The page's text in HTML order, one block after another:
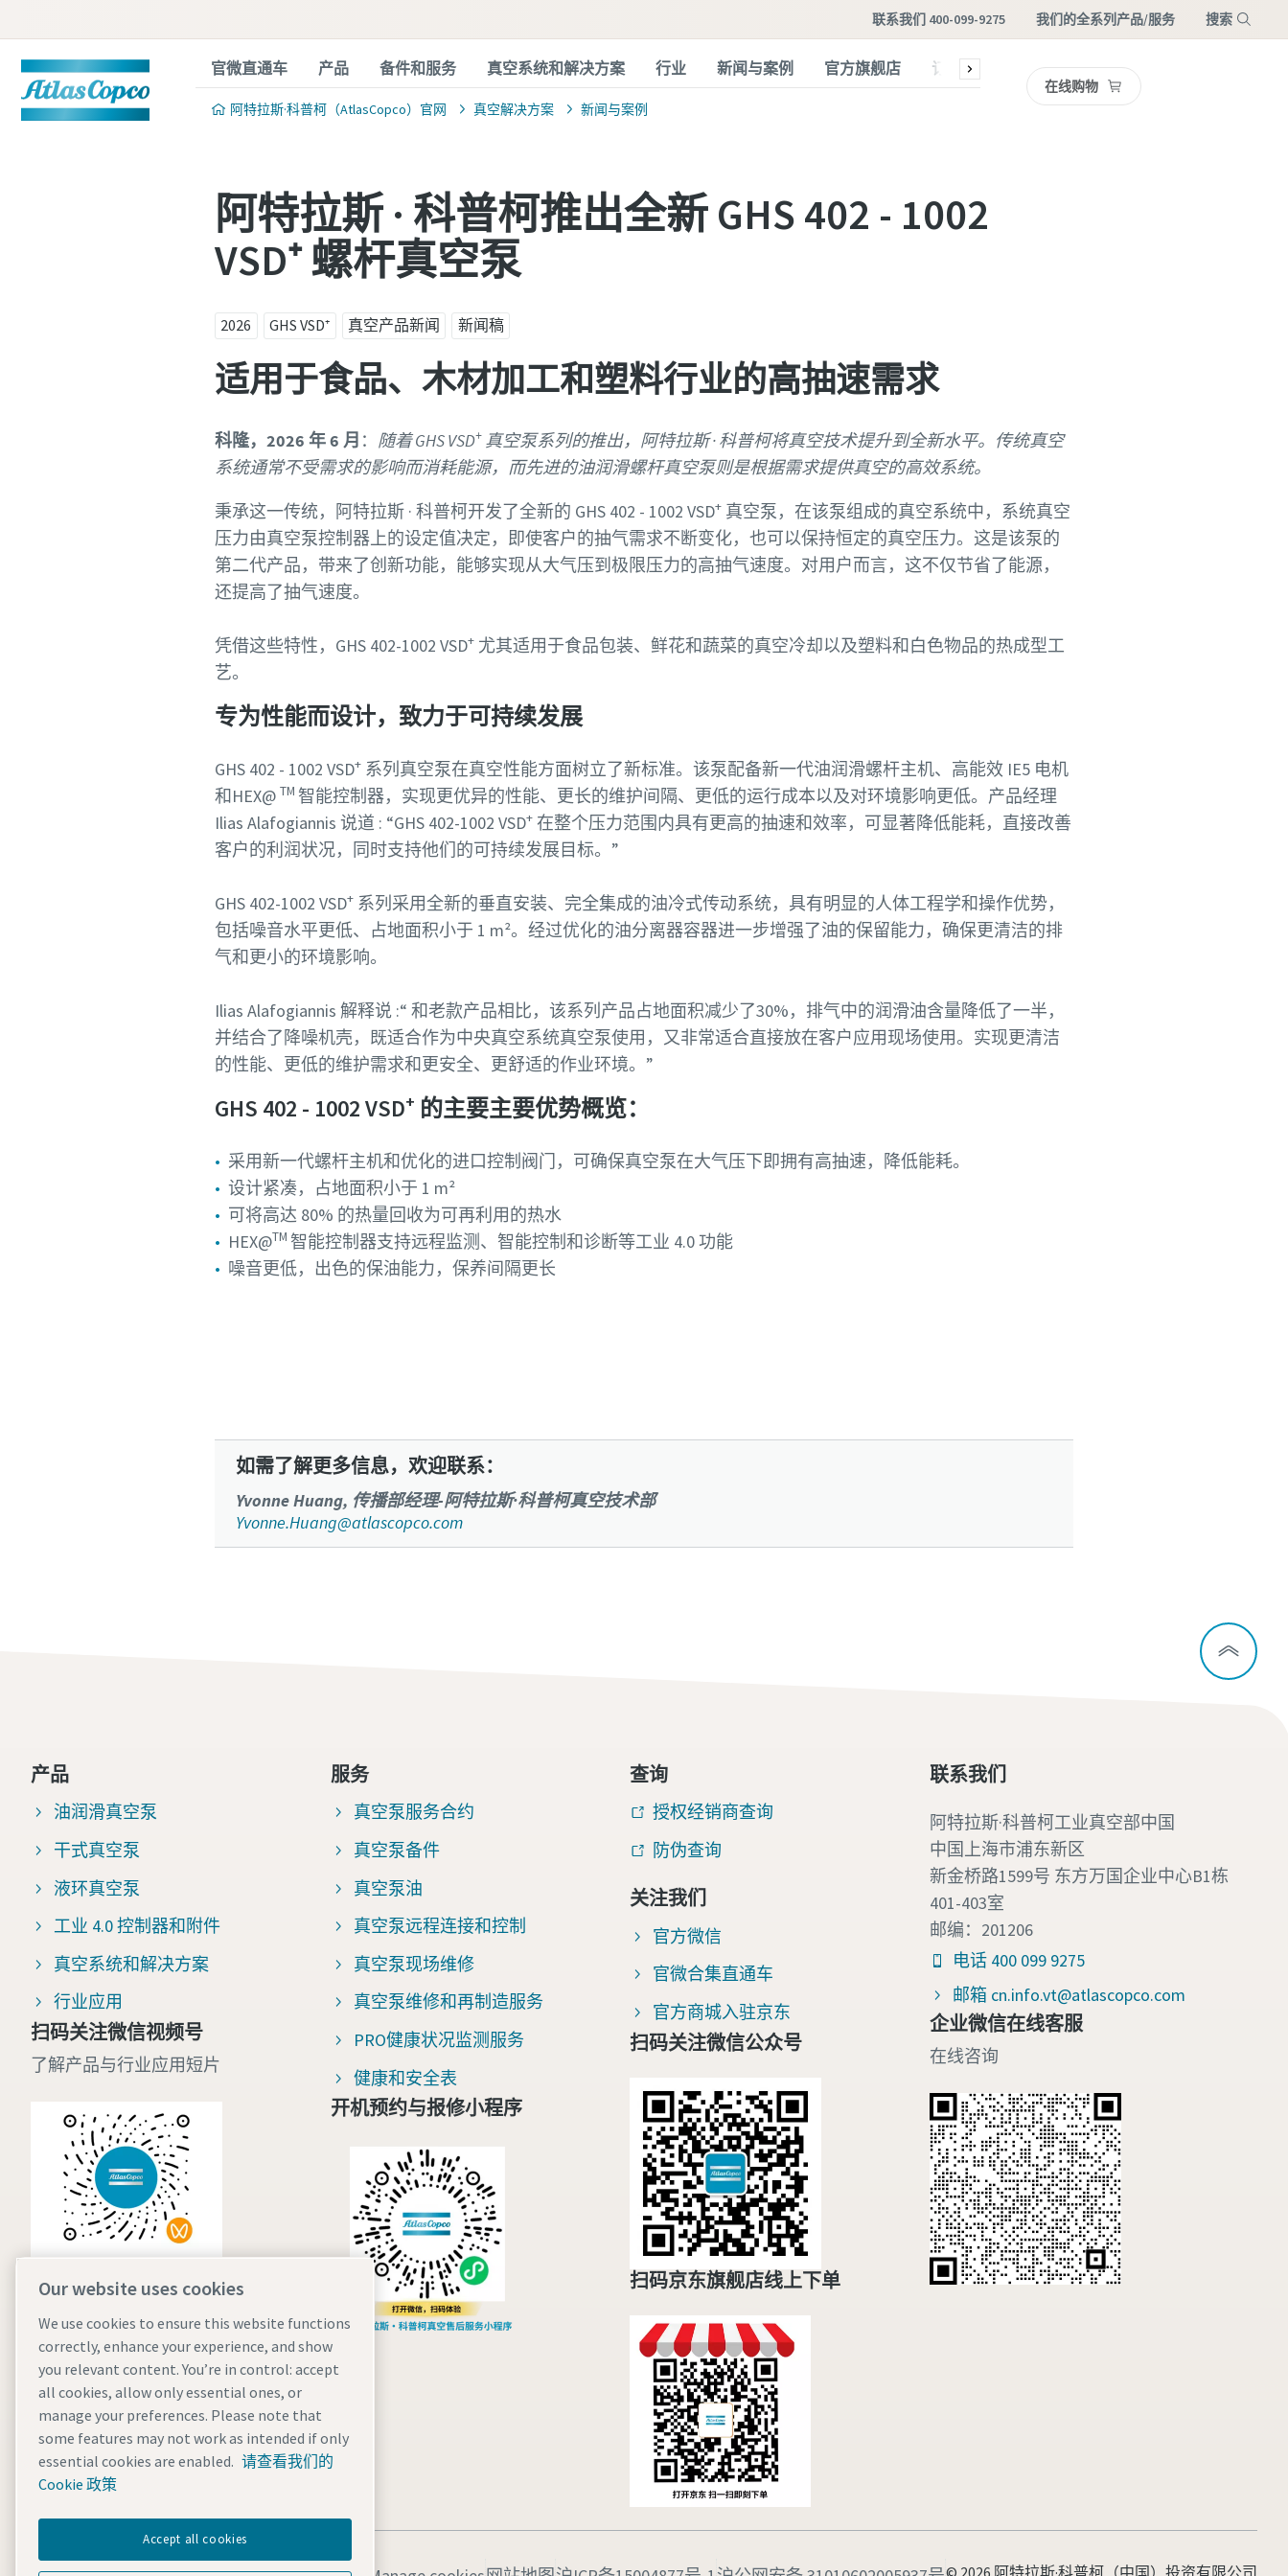
联系我们 400-099-9275 我们的全系列产品/服务 搜索
官微直通车 产品 备件和服务 真空系统和解决方案 行业 新闻与案例 官方旗舰店 订阅最新资讯 真空博客
阿特拉斯·科普柯（AtlasCopco）官网 真空解决方案 新闻与案例
在线购物
阿特拉斯 · 科普柯推出全新 GHS 402 - 1002
VSD⁺ 螺杆真空泵
2026 GHS VSD⁺ 真空产品新闻 新闻稿
适用于食品、木材加工和塑料行业的高抽速需求
科隆，2026 年 6 月 ： 随着 GHS VSD+ 真空泵系列的推出，阿特拉斯 · 科普柯将真空技术提升到全新水平。传统真空
系统通常不受需求的影响而消耗能源，而先进的油润滑螺杆真空泵则是根据需求提供真空的高效系统。
秉承这一传统，阿特拉斯 · 科普柯开发了全新的 GHS 402 - 1002 VSD+ 真空泵，在该泵组成的真空系统中，系统真空
压力由真空泵控制器上的设定值决定，即使客户的抽气需求不断变化，也可以保持恒定的真空压力。这是该泵的
第二代产品，带来了创新功能，能够实现从大气压到极限压力的高抽气速度。对用户而言，这不仅节省了能源，
还提高了抽气速度。
凭借这些特性，GHS 402-1002 VSD+ 尤其适用于食品包装、鲜花和蔬菜的真空冷却以及塑料和白色物品的热成型工
艺。
专为性能而设计，致力于可持续发展
GHS 402 - 1002 VSD+ 系列真空泵在真空性能方面树立了新标准。该泵配备新一代油润滑螺杆主机、高能效 IE5 电机
和HEX@ TM 智能控制器，实现更优异的性能、更长的维护间隔、更低的运行成本以及对环境影响更低。产品经理
Ilias Alafogiannis 说道 : “GHS 402-1002 VSD+ 在整个压力范围内具有更高的抽速和效率，可显著降低能耗，直接改善
客户的利润状况，同时支持他们的可持续发展目标。”
GHS 402-1002 VSD+ 系列采用全新的垂直安装、完全集成的油冷式传动系统，具有明显的人体工程学和操作优势，
包括噪音水平更低、占地面积小于 1 m²。经过优化的油分离器容器进一步增强了油的保留能力，确保更清洁的排
气和更小的环境影响。
Ilias Alafogiannis 解释说 :“ 和老款产品相比，该系列产品占地面积减少了30%，排气中的润滑油含量降低了一半，
并结合了降噪机壳，既适合作为中央真空系统真空泵使用，又非常适合直接放在客户应用现场使用。实现更清洁
的性能、更低的维护需求和更安全、更舒适的作业环境。”
GHS 402 - 1002 VSD+ 的主要主要优势概览：
采用新一代螺杆主机和优化的进口控制阀门，可确保真空泵在大气压下即拥有高抽速，降低能耗。
设计紧凑，占地面积小于 1 m²
可将高达 80% 的热量回收为可再利用的热水
HEX@TM 智能控制器支持远程监测、智能控制和诊断等工业 4.0 功能
噪音更低，出色的保油能力，保养间隔更长
如需了解更多信息，欢迎联系：
Yvonne Huang, 传播部经理-阿特拉斯·科普柯真空技术部
Yvonne.Huang@atlascopco.com
产品
油润滑真空泵
干式真空泵
液环真空泵
工业 4.0 控制器和附件
真空系统和解决方案
行业应用
扫码关注微信视频号
了解产品与行业应用短片
服务
真空泵服务合约
真空泵备件
真空泵油
真空泵远程连接和控制
真空泵现场维修
真空泵维修和再制造服务
PRO健康状况监测服务
健康和安全表
开机预约与报修小程序
查询
授权经销商查询
防伪查询
关注我们
官方微信
官微合集直通车
官方商城入驻京东
扫码关注微信公众号
扫码京东旗舰店线上下单
联系我们
阿特拉斯·科普柯工业真空部中国
中国上海市浦东新区
新金桥路1599号 东方万国企业中心B1栋
401-403室
邮编：201206
电话 400 099 9275
邮箱 cn.info.vt@atlascopco.com
企业微信在线客服
在线咨询
© 2026 阿特拉斯·科普柯（中国）投资有限公司
请联系我们的真空泵专家
阿特拉斯 · 科普柯拥有一支专门的团队，可为您提供有关
打开京东APP，搜索“阿特拉斯·科普柯旗舰店”，请认准“旗
舰店”字样，一键下单轻松订购。
标有 (*) 的字段全部为必填字段
个人信息
名字
姓氏
电话
其他信息
公司
城市
邮政编码 (ZIP)
提交此请求后，阿特拉斯·科普柯将能够通过收集的信息与您取得联
系。获取更多信息，请参阅我们的隐私政策。
我已阅读并接受该隐私政策
同意按上述隐私政策规定跨境传输本人的个人信息
提交
Our website uses cookies
We use cookies to ensure this website functions
correctly, enhance your experience, and show
you relevant content. You’re in control: accept
all cookies, allow only essential ones, or
manage your preferences. Please note that
some features may not work as intended if only
essential cookies are enabled. 请查看我们的
Cookie 政策
Accept all cookies